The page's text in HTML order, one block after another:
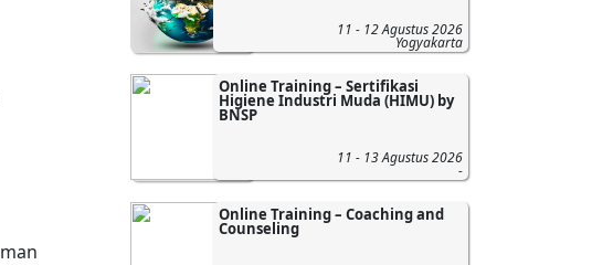
11 - 12 Agustus 2026
Yogyakarta
Online Training – Sertifikasi
Higiene Industri Muda (HIMU) by
BNSP
11 - 13 Agustus 2026
-
Online Training – Coaching and
Counseling